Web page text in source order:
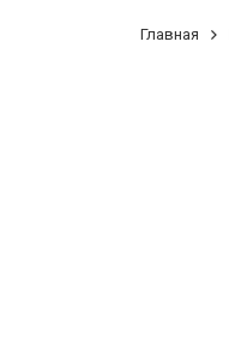
Главная